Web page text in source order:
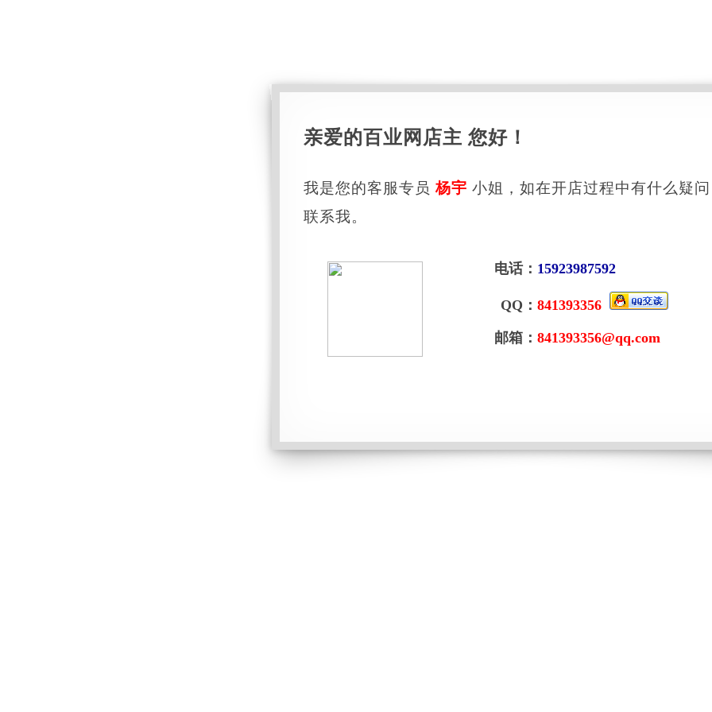
亲爱的百业网店主 您好！
我是您的客服专员杨宇 小姐，如在开店过程中有什么疑
联系我。
电话： 15923987592
QQ： 841393356
邮箱： 841393356@qq.com